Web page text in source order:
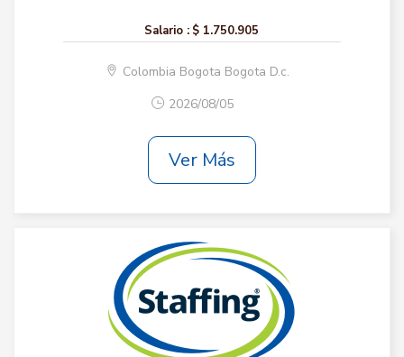
Salario : $ 1.750.905
Colombia Bogota Bogota D.c.
2026/08/05
Ver Más